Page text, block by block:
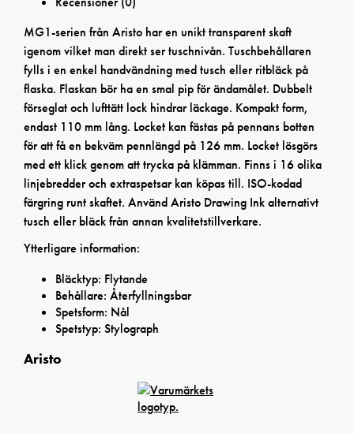
MG1-serien från Aristo har en unikt transparent skaft
igenom vilket man direkt ser tuschnivån. Tuschbehållaren
fylls i en enkel handvändning med tusch eller ritbläck på
flaska. Flaskan bör ha en smal pip för ändamålet. Dubbelt
förseglat och lufttätt lock hindrar läckage. Kompakt form,
endast 110 mm lång. Locket kan fästas på pennans botten
för att få en bekväm pennlängd på 126 mm. Locket lösgörs
med ett klick genom att trycka på klämman. Finns i 16 olika
linjebredder och extraspetsar kan köpas till. ISO-kodad
färgring runt skaftet. Använd Aristo Drawing Ink alternativt
tusch eller bläck från annan kvalitetstillverkare.
Ytterligare information:
Bläcktyp: Flytande
Behållare: Återfyllningsbar
Spetsform: Nål
Spetstyp: Stylograph
Aristo